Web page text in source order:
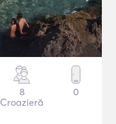
8
Croazieră
0